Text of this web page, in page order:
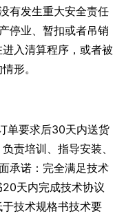
有发生重大安全责任
停业、暂扣或者吊销
入清算程序，或者被
形。
单要求后30天内送货
责培训、指导安装、
承诺：完全满足技术
天内完成技术协议
技术规格书技术要